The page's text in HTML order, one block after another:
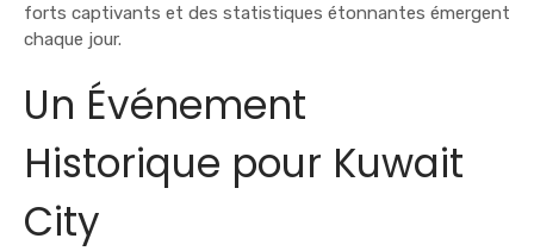
forts captivants et des statistiques étonnantes émergent
chaque jour.
Un Événement
Historique pour Kuwait
City